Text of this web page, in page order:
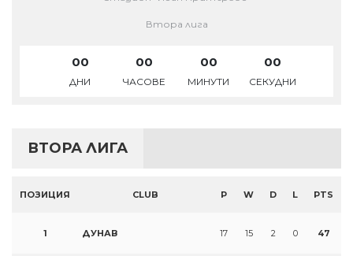
Втора лига
00
ДНИ
00
ЧАСОВЕ
00
МИНУТИ
00
СЕКУДНИ
ВТОРА ЛИГА
ПОЗИЦИЯ CLUB P W D L PTS
1 ДУНАВ 17 15 2 0 47